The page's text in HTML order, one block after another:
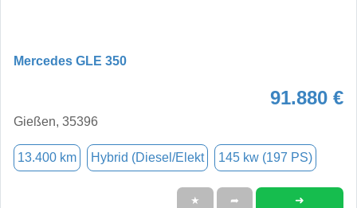
Mercedes GLE 350
91.880 €
Gießen, 35396
13.400 km Hybrid (Diesel/Elekt 145 kw (197 PS)
★ ➦ ➜